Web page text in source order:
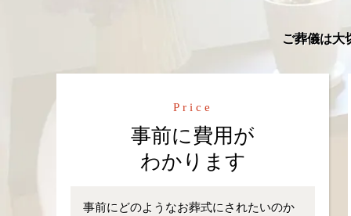
ご葬儀は大
Price
事前に費用が
わかります
事前にどのようなお葬式にされたいのか